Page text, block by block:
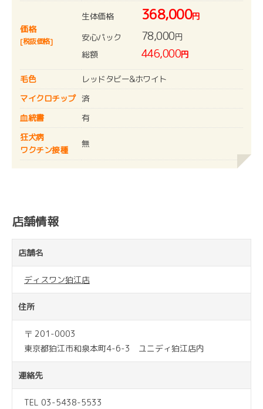
価格
[税抜価格]
生体価格 368,000円
安心パック
78,000円
総額
446,000円
毛色
レッドタビー&ホワイト
マイクロチップ 済
血統書
有
狂犬病
ワクチン接種
無
店舗情報
店舗名
ディスワン狛江店
住所
〒 201-0003
東京都狛江市和泉本町4-6-3 ユニディ狛江店内
連絡先
TEL 03-5438-5533